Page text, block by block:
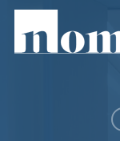
Skip
main